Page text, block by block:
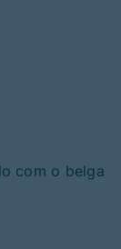
com o belga